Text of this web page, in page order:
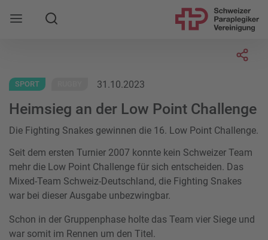
Mobile Navigation öffnen
Suche
SPORT 31.10.2023
Heimsieg an der Low Point Challenge
Die Fighting Snakes gewinnen die 16. Low Point Challenge.
Seit dem ersten Turnier 2007 konnte kein Schweizer Team
mehr die Low Point Challenge für sich entscheiden. Das
Mixed-Team Schweiz-Deutschland, die Fighting Snakes
war bei dieser Ausgabe unbezwingbar.
Schon in der Gruppenphase holte das Team vier Siege und
war somit im Rennen um den Titel.